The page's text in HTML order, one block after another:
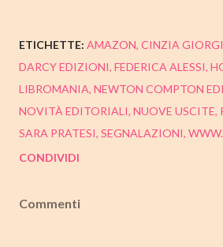
ETICHETTE: AMAZON CINZIA
DARCY EDIZIONI FEDERICA ALESSI
LIBROMANIA NEWTON COMPTON
NOVITÀ EDITORIALI NUOVE USCITE
SARA PRATESI SEGNALAZIONI
CONDIVIDI
Commenti